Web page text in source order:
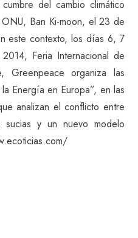
del cambio climático
Ban Ki-moon, el 23 de
este contexto, los días 6, 7
Feria Internacional de
Greenpeace organiza las
Energía en Europa”, en las
analizan el conflicto entre
y un nuevo modelo